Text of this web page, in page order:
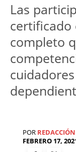
Las
certificado
completo
POR
FEBRERO 17,